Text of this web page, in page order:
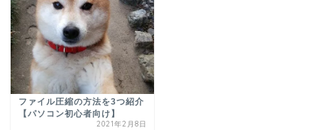
ファイル圧縮の方法を3つ紹介
【パソコン初心者向け】
2021年2月8日